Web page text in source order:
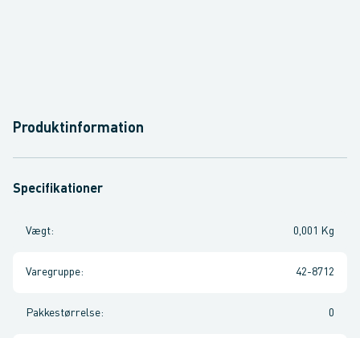
Produktinformation
Specifikationer
Vægt: 0,001 Kg
Varegruppe: 42-8712
Pakkestørrelse: 0